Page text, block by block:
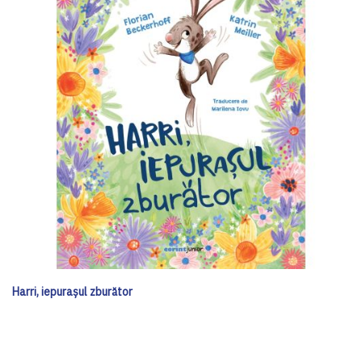
Harri, iepurașul zburător